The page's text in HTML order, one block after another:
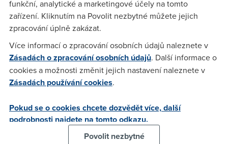
Anonym(18.9.2006 00:31:19)
Anonym(18.9.2006 00:32:00)
A kdyby mě někdo chtěl kamenovat, pracuji pro O2 ;)
funkční, analytické a marketingové účely na tomto
zařízení. Kliknutím na Povolit nezbytné můžete jejich
zpracování úplně zakázat.
Více informací o zpracování osobních údajů naleznete v
Zásadách o zpracování osobních údajů. Další informace o
cookies a možnosti změnit jejich nastavení naleznete v
Zásadách používání cookies.
Pokud se o cookies chcete dozvědět více, další
podrobnosti najdete na tomto odkazu.
Povolit nezbytné